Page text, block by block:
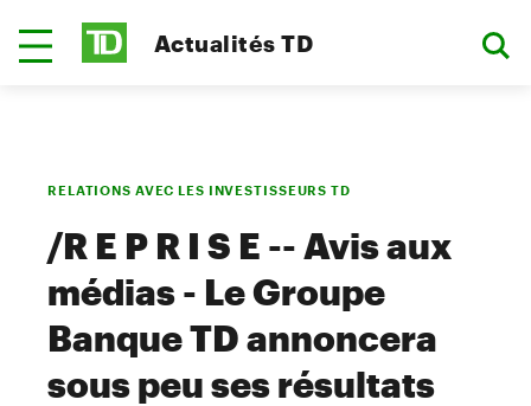
Actualités TD
RELATIONS AVEC LES INVESTISSEURS TD
/R E P R I S E -- Avis aux
médias - Le Groupe
Banque TD annoncera
sous peu ses résultats